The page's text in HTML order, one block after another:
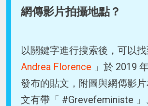
網傳影片拍攝地點？
以關鍵字進行搜索後，可以
Andrea Florence 」於 2019
發布的貼文，附圖與網傳影
文有帶「 #Grevefeministe 」